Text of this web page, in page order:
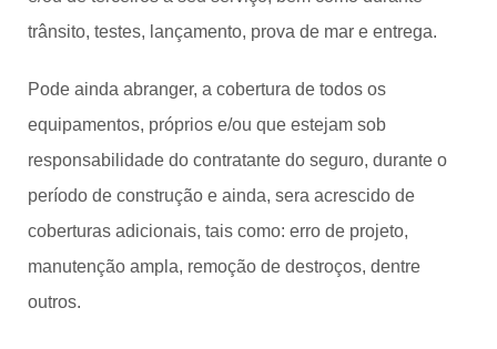
trânsito, testes, lançamento, prova de mar e entrega.
Pode ainda abranger, a cobertura de todos os
equipamentos, próprios e/ou que estejam sob
responsabilidade do contratante do seguro, durante o
período de construção e ainda, sera acrescido de
coberturas adicionais, tais como: erro de projeto,
manutenção ampla, remoção de destroços, dentre
outros.